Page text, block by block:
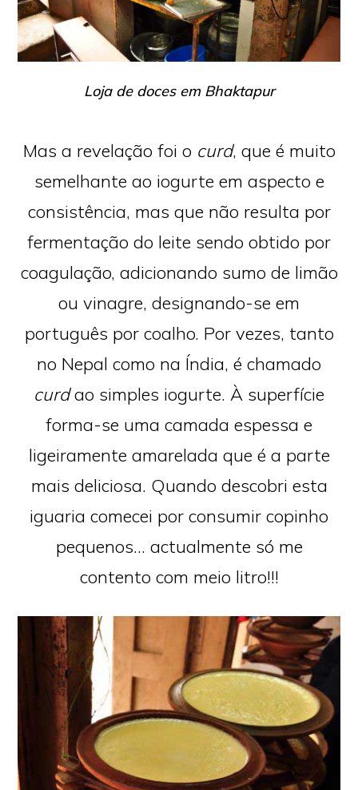
Loja de doces em Bhaktapur
Mas a revelação foi o curd, que é muito
semelhante ao iogurte em aspecto e
consistência, mas que não resulta por
fermentação do leite sendo obtido por
coagulação, adicionando sumo de limão
ou vinagre, designando-se em
português por coalho. Por vezes, tanto
no Nepal como na Índia, é chamado
curdao simples iogurte. À superfície
forma-se uma camada espessa e
ligeiramente amarelada que é a parte
mais deliciosa. Quando descobri esta
iguaria comecei por consumir copinho
pequenos… actualmente só me
contento com meio litro!!!